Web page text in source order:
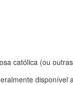
católica (ou
disponível